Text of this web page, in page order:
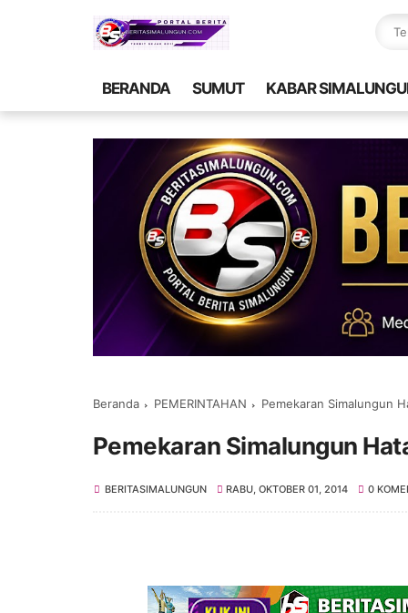
BERANDA SUMUT KABAR
Beranda PEMERINTAHAN Pemekaran Simalungun
Pemekaran Simalungun
BERITASIMALUNGUN RABU, OKTOBER 01, 2014 0